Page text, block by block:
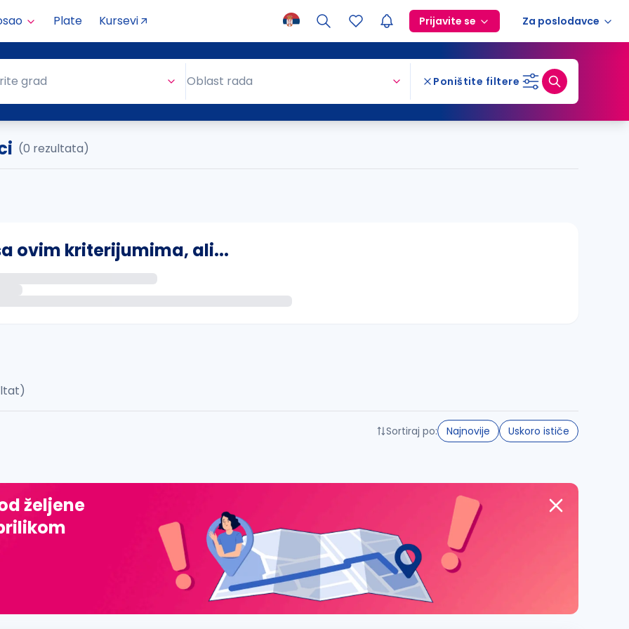
Plate Kursevi Prijavite se Za poslodavce
grad Oblast rada Poništite filtere
(0 rezultata)
ovim kriterijumima, ali...
đ, ž, dž)
Sortiraj po: Najnovije Uskoro ističe
željene